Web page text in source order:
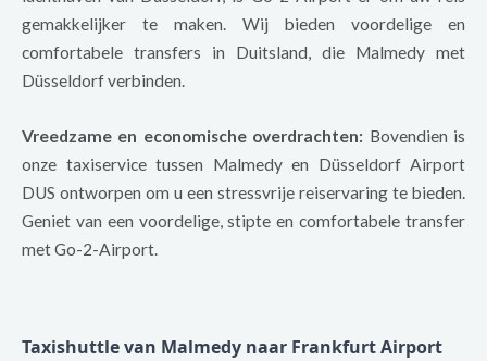
gemakkelijker te maken. Wij bieden voordelige en
comfortabele transfers in Duitsland, die Malmedy met
Düsseldorf verbinden.
Vreedzame en economische overdrachten: Bovendien is
onze taxiservice tussen Malmedy en Düsseldorf Airport
DUS ontworpen om u een stressvrije reiservaring te bieden.
Geniet van een voordelige, stipte en comfortabele transfer
met Go-2-Airport.
Taxishuttle van Malmedy naar Frankfurt Airport